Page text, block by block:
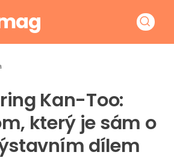
Kan-Too:
který je sám o
dílem